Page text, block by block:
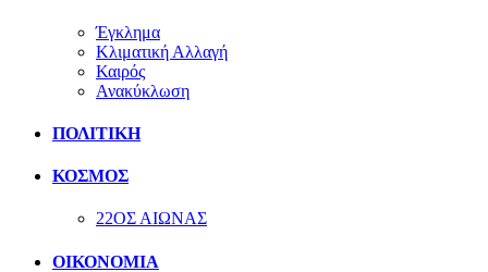
Έγκλημα
Κλιματική Αλλαγή
Καιρός
Ανακύκλωση
ΠΟΛΙΤΙΚΗ
ΚΟΣΜΟΣ
22ΟΣ ΑΙΩΝΑΣ
ΟΙΚΟΝΟΜΙΑ